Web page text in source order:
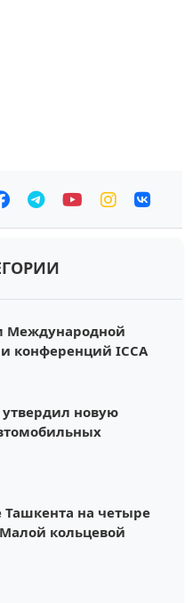
Международной
конференций ICCA
утвердил новую
на четыре
кольцевой